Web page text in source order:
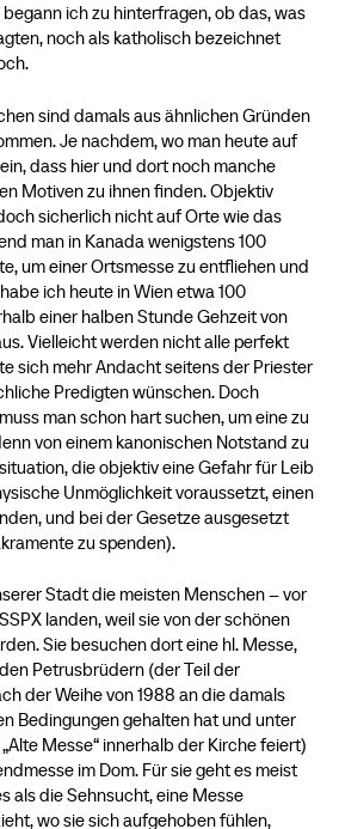
ich zu hinterfragen, ob das, was
noch als katholisch bezeichnet
sind damals aus ähnlichen Gründen
Je nachdem, wo man heute auf
dass hier und dort noch manche
Motiven zu ihnen finden. Objektiv
sicherlich nicht auf Orte wie das
man in Kanada wenigstens 100
um einer Ortsmesse zu entfliehen und
ich heute in Wien etwa 100
einer halben Stunde Gehzeit von
Vielleicht werden nicht alle perfekt
sich mehr Andacht seitens der Priester
Predigten wünschen. Doch
man schon hart suchen, um eine zu
von einem kanonischen Notstand zu
die objektiv eine Gefahr für Leib
Unmöglichkeit voraussetzt, einen
und bei der Gesetze ausgesetzt
zu spenden).
Stadt die meisten Menschen – vor
landen, weil sie von der schönen
Sie besuchen dort eine hl. Messe,
Petrusbrüdern (der Teil der
der Weihe von 1988 an die damals
Bedingungen gehalten hat und unter
Messe“ innerhalb der Kirche feiert)
im Dom. Für sie geht es meist
als die Sehnsucht, eine Messe
wo sie sich aufgehoben fühlen,